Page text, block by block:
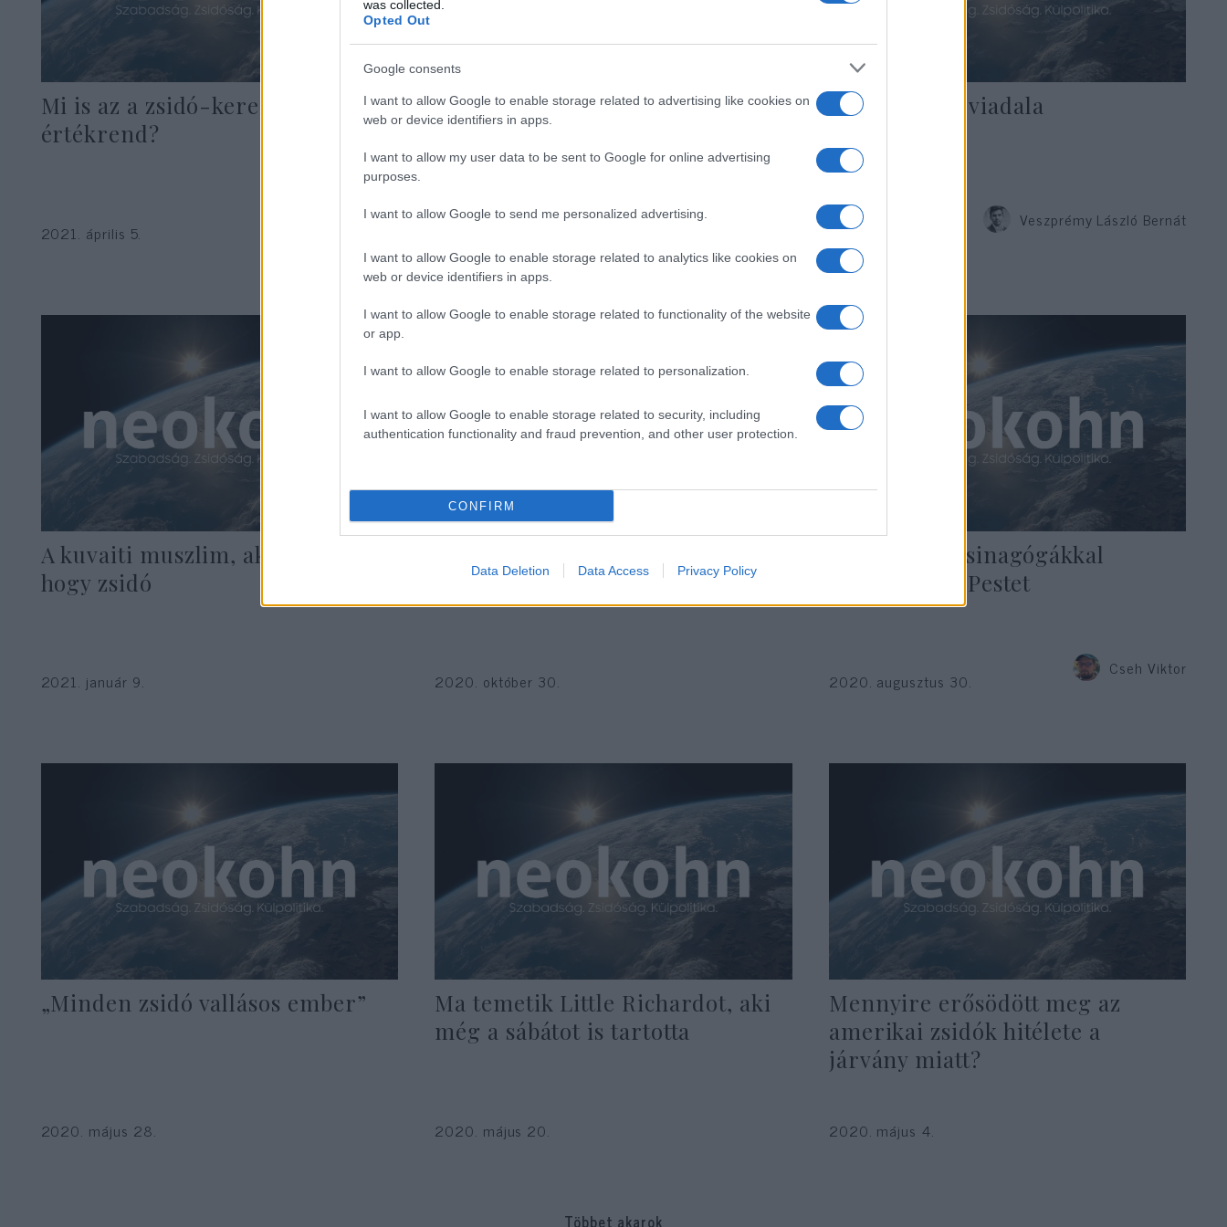
was collected.
Opted Out
Google consents
I want to allow Google to enable storage related to advertising like cookies on
web or device identifiers in apps.
I want to allow my user data to be sent to Google for online advertising
purposes.
I want to allow Google to send me personalized advertising.
I want to allow Google to enable storage related to analytics like cookies on
web or device identifiers in apps.
I want to allow Google to enable storage related to functionality of the website
or app.
I want to allow Google to enable storage related to personalization.
I want to allow Google to enable storage related to security, including
authentication functionality and fraud prevention, and other user protection.
CONFIRM
Data Deletion Data Access Privacy Policy
Mi is az a zsidó-keresztény
értékrend?
2021. április 5.
Izraeli Legfelsőbb Bíróság: a
reform és konzervatív betértek is
lehetnek állampolgárok
Elnyomottak viadala
Veszprémy László Bernát
2021. február 3.
A kuvaiti muszlim, aki rádöbbent,
hogy zsidó
2021. január 9.
boszorkányokhoz?
2020. október 30.
A zsidó, aki zsinagógákkal
építtette tele Pestet
Cseh Viktor
2020. augusztus 30.
„Minden zsidó vallásos ember”
2020. május 28.
Ma temetik Little Richardot, aki
még a sábátot is tartotta
2020. május 20.
Mennyire erősödött meg az
amerikai zsidók hitélete a
járvány miatt?
2020. május 4.
Többet akarok